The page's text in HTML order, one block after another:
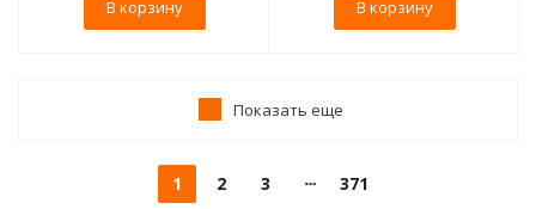
В корзину В корзину
Показать еще
1 2 3 371